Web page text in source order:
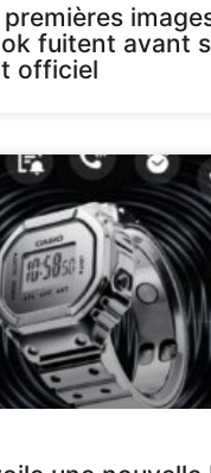
fuitent avant
officiel